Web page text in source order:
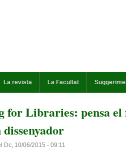
La revista La Facultat
for Libraries: pensa
Dc, 10/06/2015 - 09:11